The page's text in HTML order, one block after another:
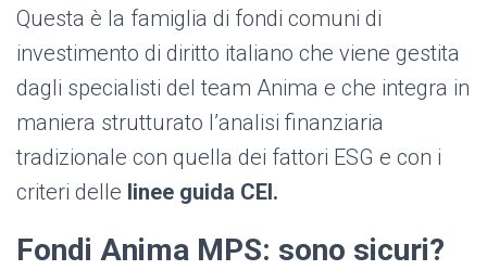
Questa è la famiglia di fondi comuni di
investimento di diritto italiano che viene gestita
dagli specialisti del team Anima e che integra in
maniera strutturato l’analisi finanziaria
tradizionale con quella dei fattori ESG e con i
criteri delle linee guida CEI.
Fondi Anima MPS: sono sicuri?